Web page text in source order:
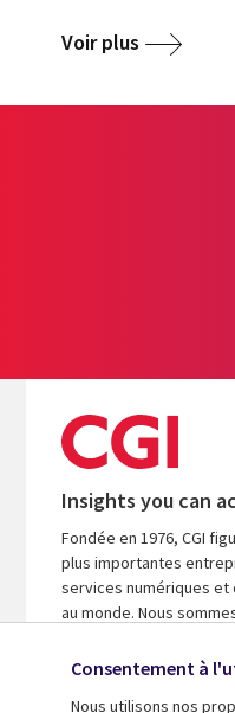
Voir plus
Insights you can
Fondée en 1976, CGI
plus importantes
services numériques et
au monde. Nous
d’accélérer le
Consentement à
Nous utilisons nos